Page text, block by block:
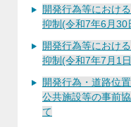
開発行為等におけ
抑制(令和7年6月30
開発行為等におけ
抑制(令和7年7月1
開発行為・道路位
公共施設等の事前
て